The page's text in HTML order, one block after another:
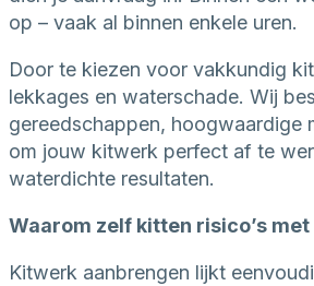
op – vaak al binnen enkele uren.
Door te kiezen voor vakkundig
lekkages en waterschade. Wij
gereedschappen, hoogwaardige
om jouw kitwerk perfect af te
waterdichte resultaten.
Waarom zelf kitten risico’s
Kitwerk aanbrengen lijkt